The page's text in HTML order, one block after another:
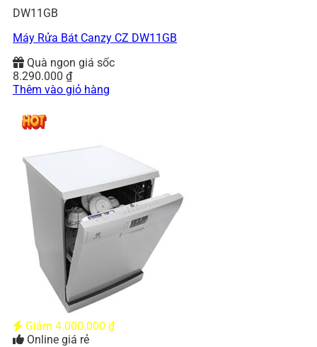
DW11GB
Máy Rửa Bát Canzy CZ DW11GB
Quà ngon giá sốc
8.290.000 ₫
Thêm vào giỏ hàng
Giảm 4.000.000 ₫
Online giá rẻ